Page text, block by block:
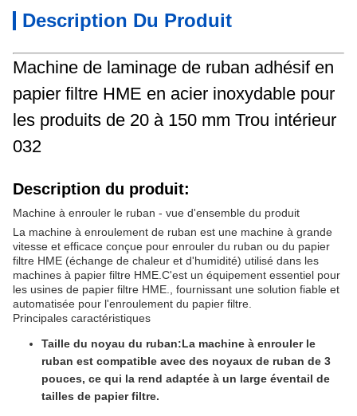
Description Du Produit
Machine de laminage de ruban adhésif en
papier filtre HME en acier inoxydable pour
les produits de 20 à 150 mm Trou intérieur
032
Description du produit:
Machine à enrouler le ruban - vue d'ensemble du produit
La machine à enroulement de ruban est une machine à grande
vitesse et efficace conçue pour enrouler du ruban ou du papier
filtre HME (échange de chaleur et d'humidité) utilisé dans les
machines à papier filtre HME.C'est un équipement essentiel pour
les usines de papier filtre HME., fournissant une solution fiable et
automatisée pour l'enroulement du papier filtre.
Principales caractéristiques
Taille du noyau du ruban:La machine à enrouler le
ruban est compatible avec des noyaux de ruban de 3
pouces, ce qui la rend adaptée à un large éventail de
tailles de papier filtre.